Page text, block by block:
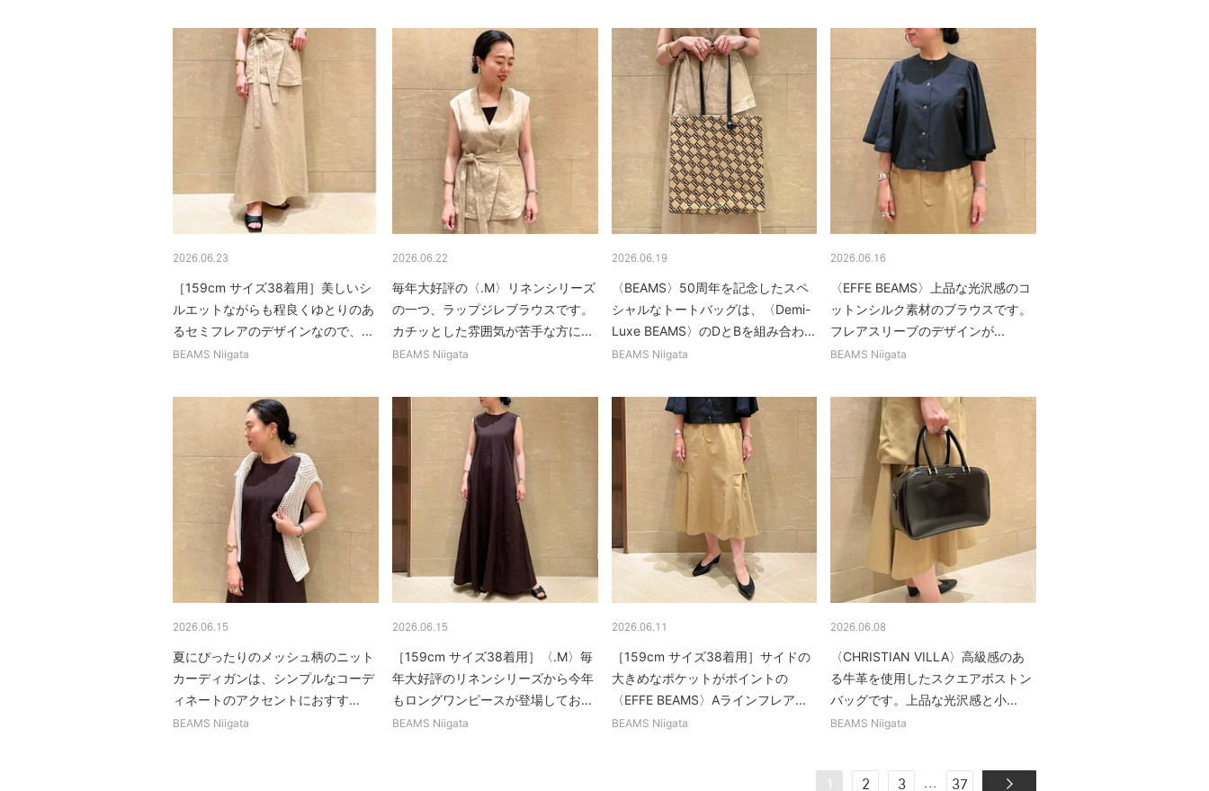
2026.06.23
［159cm サイズ38着用］美しいシ
ルエットながらも程良くゆとりのあ
るセミフレアのデザインなので、...
BEAMS Niigata
2026.06.22
毎年大好評の〈.M〉リネンシリーズ
の一つ、ラップジレブラウスです。
カチッとした雰囲気が苦手な方に...
BEAMS Niigata
2026.06.19
〈BEAMS〉50周年を記念したスペ
シャルなトートバッグは、〈Demi-
Luxe BEAMS〉のDとBを組み合わ...
BEAMS Niigata
2026.06.16
〈EFFE BEAMS〉上品な光沢感のコ
ットンシルク素材のブラウスです。
フレアスリーブのデザインが...
BEAMS Niigata
2026.06.15
夏にぴったりのメッシュ柄のニット
カーディガンは、シンプルなコーデ
ィネートのアクセントにおすす...
BEAMS Niigata
2026.06.15
［159cm サイズ38着用］〈.M〉毎
年大好評のリネンシリーズから今年
もロングワンピースが登場してお...
BEAMS Niigata
2026.06.11
［159cm サイズ38着用］サイドの
大きめなポケットがポイントの
〈EFFE BEAMS〉Aラインフレア...
BEAMS Niigata
2026.06.08
〈CHRISTIAN VILLA〉高級感のあ
る牛革を使用したスクエアボストン
バッグです。上品な光沢感と小...
BEAMS Niigata
1 2 3 ... 37